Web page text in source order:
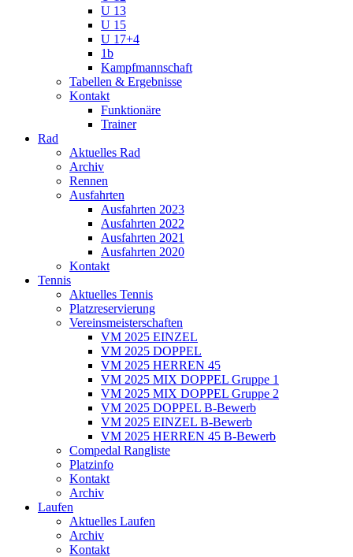
U 13
U 15
U 17+4
1b
Kampfmannschaft
Tabellen & Ergebnisse
Kontakt
Funktionäre
Trainer
Rad
Aktuelles Rad
Archiv
Rennen
Ausfahrten
Ausfahrten 2023
Ausfahrten 2022
Ausfahrten 2021
Ausfahrten 2020
Kontakt
Tennis
Aktuelles Tennis
Platzreservierung
Vereinsmeisterschaften
VM 2025 EINZEL
VM 2025 DOPPEL
VM 2025 HERREN 45
VM 2025 MIX DOPPEL Gruppe 1
VM 2025 MIX DOPPEL Gruppe 2
VM 2025 DOPPEL B-Bewerb
VM 2025 EINZEL B-Bewerb
VM 2025 HERREN 45 B-Bewerb
Compedal Rangliste
Platzinfo
Kontakt
Archiv
Laufen
Aktuelles Laufen
Archiv
Kontakt